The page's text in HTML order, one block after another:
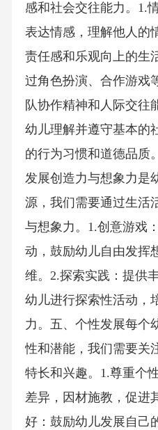
感和社会交往能力。1.
表达情感，理解他人的
责任感和乐观向上的生
过角色扮演、合作游戏
队协作精神和人际交往
幼儿理解并遵守基本的
的行为习惯和道德品质
发展创造力与想象力是
源，我们需要通过生活
与想象力。1.创意游戏
动，鼓励幼儿自由发挥
维。2.探索实践：提供
幼儿进行探索性活动，
力。五、个性发展每个
性和潜能，我们需要关
特长和兴趣。1.尊重个
差异，因材施教，促进
好：鼓励幼儿发展自己